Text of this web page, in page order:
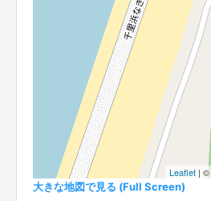
Leaflet | ©
大きな地図で見る (Full Screen)